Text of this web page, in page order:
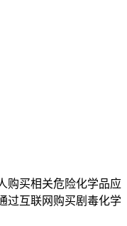
买相关危险化学品应
过互联网购买剧毒化学